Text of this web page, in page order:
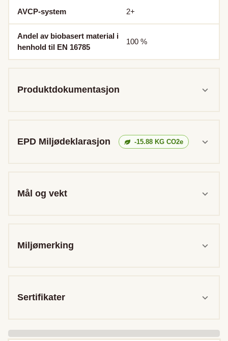
AVCP-system 2+
Andel av biobasert material i
henhold til EN 16785
100 %
Produktdokumentasjon
EPD Miljødeklarasjon -15.88 KG CO2e
Mål og vekt
Miljømerking
Sertifikater